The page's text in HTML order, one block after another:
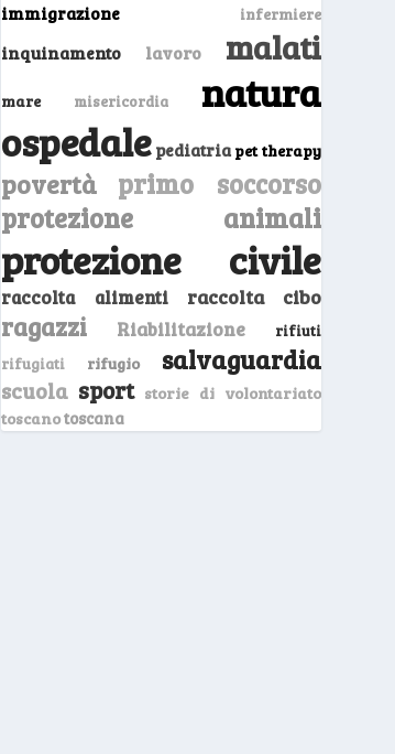
immigrazione infermiere
inquinamento lavoro malati
mare misericordia natura
ospedale pediatria pet therapy
povertà
primo soccorso
protezione animali
protezione civile
raccolta alimenti raccolta cibo
ragazzi Riabilitazione
rifiuti
rifugiati
rifugio salvaguardia
scuola sport storie di volontariato
toscanotoscana